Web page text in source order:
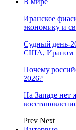
В мире
Иранское
экономику и
Судный день-
США, Ираном
Почему
2026?
На Западе нет
Prev Next